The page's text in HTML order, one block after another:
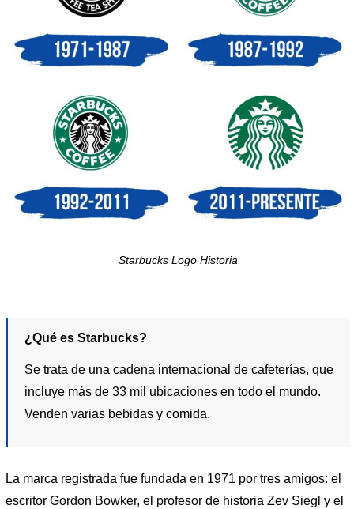
Starbucks Logo Historia
¿Qué es Starbucks?
Se trata de una cadena internacional de cafeterías, que
incluye más de 33 mil ubicaciones en todo el mundo.
Venden varias bebidas y comida.
La marca registrada fue fundada en 1971 por tres amigos: el
escritor Gordon Bowker, el profesor de historia Zev Siegl y el